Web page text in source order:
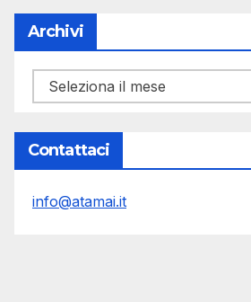
Archivi
Archivi
Contattaci
info@atamai.it